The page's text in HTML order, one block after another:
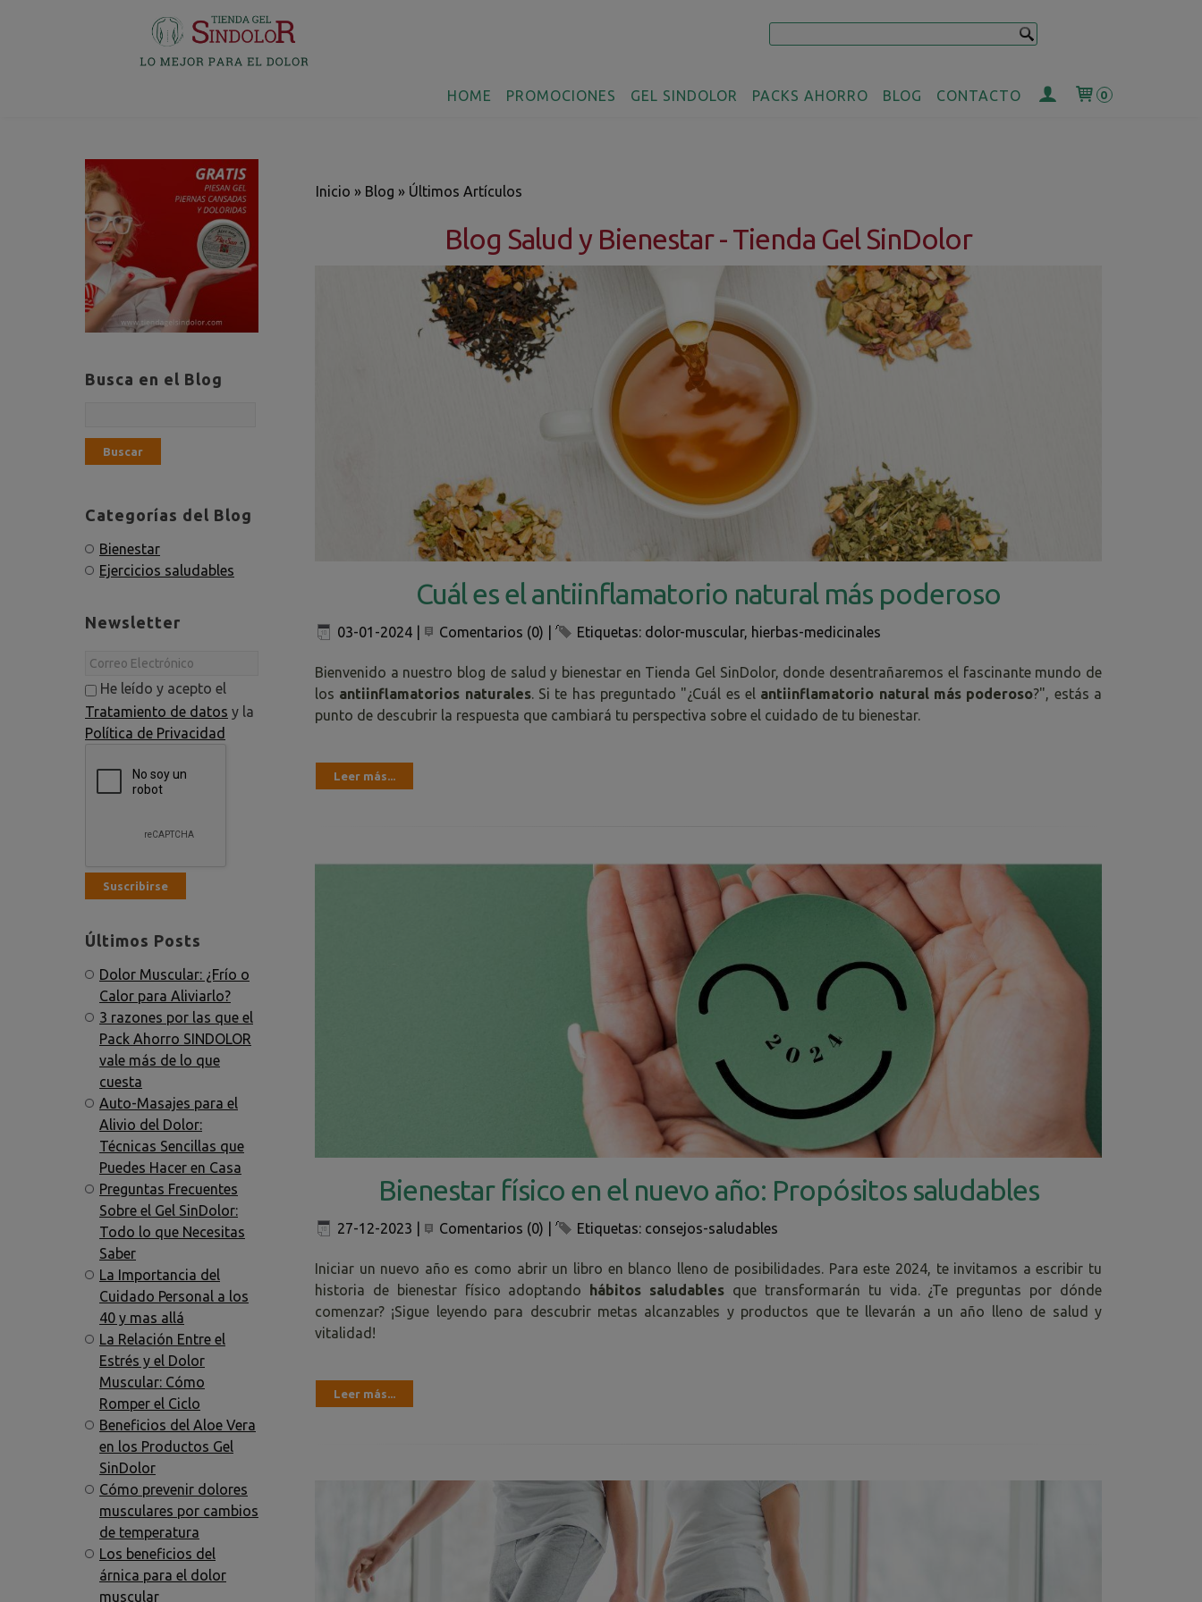
HOME PROMOCIONES GEL SINDOLOR PACKS AHORRO BLOG CONTACTO 0
Busca en el Blog
Categorías del Blog
Bienestar
Ejercicios saludables
Newsletter
He leído y acepto el
Tratamiento de datos y la
Política de Privacidad
Últimos Posts
Dolor Muscular: ¿Frío o
Calor para Aliviarlo?
3 razones por las que el
Pack Ahorro SINDOLOR
vale más de lo que
cuesta
Auto-Masajes para el
Alivio del Dolor:
Técnicas Sencillas que
Puedes Hacer en Casa
Preguntas Frecuentes
Sobre el Gel SinDolor:
Todo lo que Necesitas
Saber
La Importancia del
Cuidado Personal a los
40 y mas allá
La Relación Entre el
Estrés y el Dolor
Muscular: Cómo
Romper el Ciclo
Beneficios del Aloe Vera
en los Productos Gel
SinDolor
Cómo prevenir dolores
musculares por cambios
de temperatura
Los beneficios del
árnica para el dolor
muscular
Inicio » Blog » Últimos Artículos
Blog Salud y Bienestar - Tienda Gel SinDolor
Cuál es el antiinflamatorio natural más poderoso
03-01-2024 Comentarios (0) Etiquetas: dolor-muscular, hierbas-medicinales
Bienvenido a nuestro blog de salud y bienestar en Tienda Gel SinDolor, donde desentrañaremos el fascinante mundo de
los antiinflamatorios naturales. Si te has preguntado "¿Cuál es el antiinflamatorio natural más poderoso?", estás a
punto de descubrir la respuesta que cambiará tu perspectiva sobre el cuidado de tu bienestar.
Leer más...
Bienestar físico en el nuevo año: Propósitos saludables
27-12-2023 Comentarios (0) Etiquetas: consejos-saludables
Iniciar un nuevo año es como abrir un libro en blanco lleno de posibilidades. Para este 2024, te invitamos a escribir tu
historia de bienestar físico adoptando
hábitos saludables que transformarán tu vida. ¿Te preguntas por dónde
comenzar? ¡Sigue leyendo para descubrir metas alcanzables y productos que te llevarán a un año lleno de salud y
vitalidad!
Leer más...